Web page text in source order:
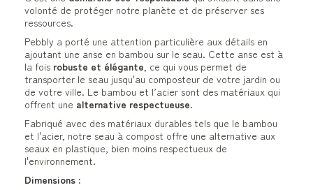
volonté de protéger notre planète et de préserver ses
ressources.
Pebbly a porté une attention particulière aux détails en
ajoutant une anse en bambou sur le seau. Cette anse est à
la fois robuste et élégante , ce qui vous permet de
transporter le seau jusqu'au composteur de votre jardin ou
de votre ville. Le bambou et l’acier sont des matériaux qui
offrent une alternative respectueuse.
Fabriqué avec des matériaux durables tels que le bambou
et l'acier, notre seau à compost offre une alternative aux
seaux en plastique, bien moins respectueux de
l'environnement.
Dimensions :